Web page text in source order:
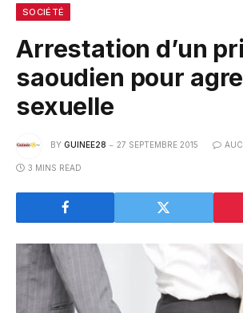
SOCIÉTÉ
Arrestation d’un
saoudien pour
sexuelle
BY GUINEE28 27 SEPTEMBRE 2015
3 MINS READ